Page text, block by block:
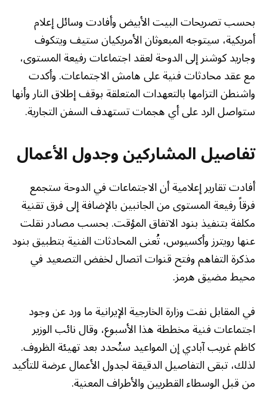
بحسب تصريحات البيت الأبيض وأفادت وسائل إعلام
أمريكية، سيتوجه المبعوثان الأمريكيان ستيف ويتكوف
وجاريد كوشنر إلى الدوحة لعقد اجتماعات رفيعة المستوى،
مع عقد محادثات فنية على هامش الاجتماعات. وأكدت
واشنطن التزامها بالتعهدات المتعلقة بوقف إطلاق النار وأنها
ستواصل الرد على أي هجمات تستهدف السفن التجارية.
تفاصيل المشاركين وجدول الأعمال
أفادت تقارير إعلامية أن الاجتماعات في الدوحة ستجمع
فرقاً رفيعة المستوى من الجانبين بالإضافة إلى فرق تقنية
مكلفة بتنفيذ بنود الاتفاق المؤقت. بحسب مصادر نقلت
عنها رويترز وأكسيوس، تُعنى المحادثات الفنية بتطبيق بنود
مذكرة التفاهم وفتح قنوات اتصال لخفض التصعيد في
محيط مضيق هرمز.
في المقابل نفت وزارة الخارجية الإيرانية ما ورد عن وجود
اجتماعات فنية مخططة هذا الأسبوع، وقال نائب الوزير
كاظم غريب آبادي إن المواعيد ستُحدد بعد تهيئة الظروف.
لذلك، تبقى التفاصيل الدقيقة لجدول الأعمال عرضة للتأكيد
من قبل الوسطاء القطريين والأطراف المعنية.